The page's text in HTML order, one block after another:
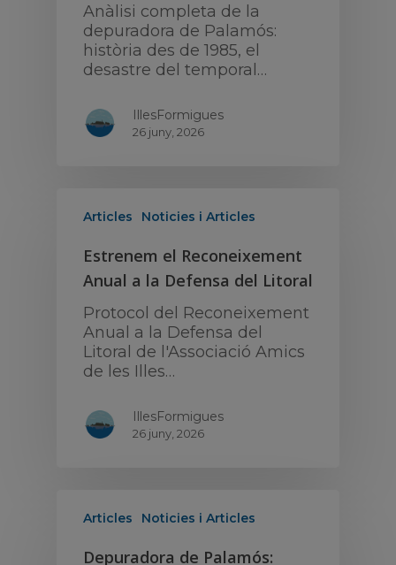
Anàlisi completa de la
depuradora de Palamós:
història des de 1985, el
desastre del temporal…
IllesFormigues
26 juny, 2026
Articles Noticies i Articles
Estrenem el Reconeixement
Anual a la Defensa del Litoral
Protocol del Reconeixement
Anual a la Defensa del
Litoral de l'Associació Amics
de les Illes…
IllesFormigues
26 juny, 2026
Articles Noticies i Articles
Depuradora de Palamós: